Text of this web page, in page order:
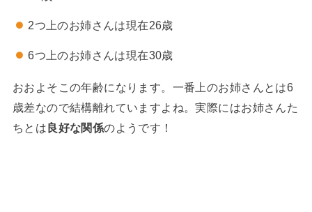
2つ上のお姉さんは現在26歳
6つ上のお姉さんは現在30歳
おおよそこの年齢になります。一番上のお姉さんとは6
歳差なので結構離れていますよね。実際にはお姉さんた
ちとは 良好な関係のようです！